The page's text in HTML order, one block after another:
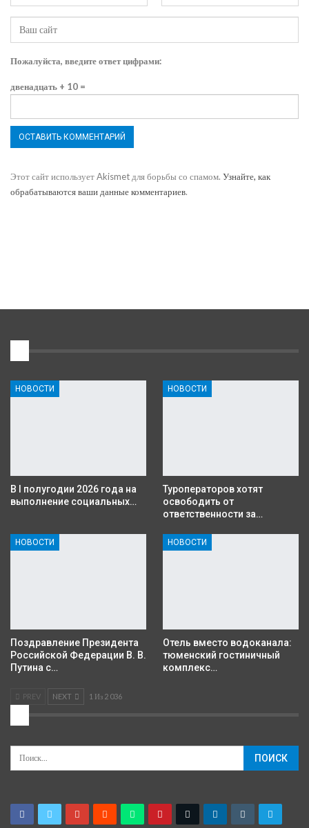
Пожалуйста, введите ответ цифрами:
двенадцать + 10 =
Этот сайт использует Akismet для борьбы со спамом. Узнайте, как
обрабатываются ваши данные комментариев.
НОВОСТИ
В I полугодии 2026 года на
выполнение социальных…
НОВОСТИ
Туроператоров хотят
освободить от
ответственности за…
НОВОСТИ
Поздравление Президента
Российской Федерации В. В.
Путина с…
НОВОСТИ
Отель вместо водоканала:
тюменский гостиничный
комплекс…
PREV NEXT 1 Из 2 036